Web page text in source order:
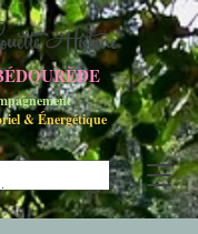
&Énergétique
Histoire